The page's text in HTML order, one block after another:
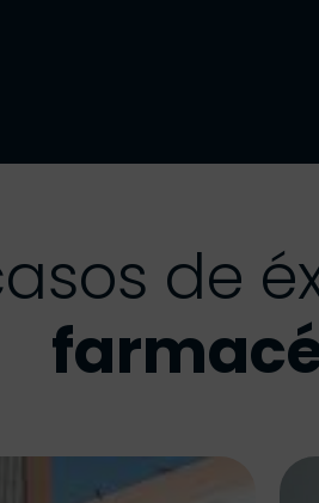
de